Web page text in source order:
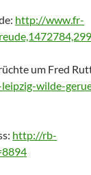
http://www.fr-
um Fred
wilde-
http://rb-